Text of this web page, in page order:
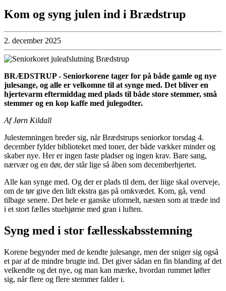
Kom og syng julen ind i Brædstrup
2. december 2025
BRÆDSTRUP - Seniorkorene tager for på både gamle og nye
julesange, og alle er velkomne til at synge med. Det bliver en
hjertevarm eftermiddag med plads til både store stemmer, små
stemmer og en kop kaffe med julegodter.
Af Jørn Kildall
Julestemningen breder sig, når Brædstrups seniorkor torsdag 4.
december fylder biblioteket med toner, der både vækker minder og
skaber nye. Her er ingen faste pladser og ingen krav. Bare sang,
nærvær og en dør, der står lige så åben som decemberhjertet.
Alle kan synge med. Og der er plads til dem, der liige skal overveje,
om de tør give den lidt ekstra gas på omkvædet. Kom, gå, vend
tilbage senere. Det hele er ganske uformelt, næsten som at træde ind
i et stort fælles stuehjørne med gran i luften.
Syng med i stor fællesskabsstemning
Korene begynder med de kendte julesange, men der sniger sig også
et par af de mindre brugte ind. Det giver sådan en fin blanding af det
velkendte og det nye, og man kan mærke, hvordan rummet løfter
sig, når flere og flere stemmer falder i.